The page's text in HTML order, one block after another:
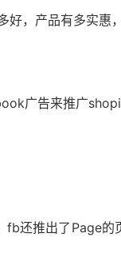
，产品有多实惠
广告来推广
fb还推出了Page